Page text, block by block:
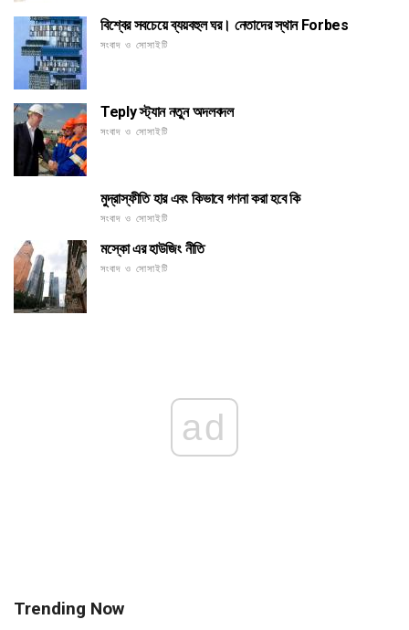
বিশ্বের সবচেয়ে ব্যয়বহুল ঘর। নেতাদের স্থান Forbes
সংবাদ ও সোসাইটি
Teply স্ট্যান নতুন অদলবদল
সংবাদ ও সোসাইটি
মুদ্রাস্ফীতি হার এবং কিভাবে গণনা করা হবে কি
সংবাদ ও সোসাইটি
মস্কো এর হাউজিং নীতি
সংবাদ ও সোসাইটি
ad
Trending Now